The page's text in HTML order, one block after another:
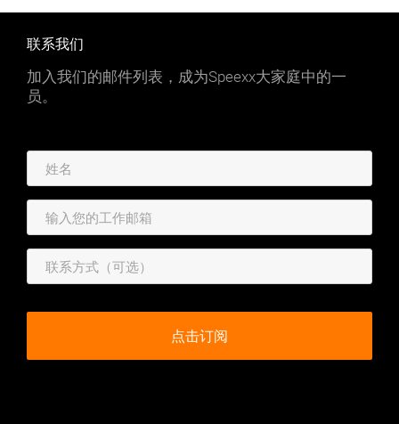
联系我们
加入我们的邮件列表，成为Speexx大家庭中的一
员。